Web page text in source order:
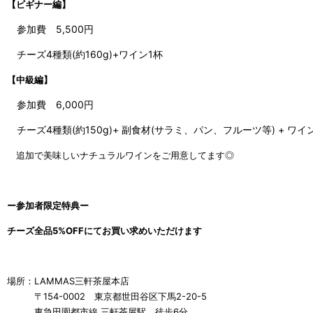
【ビギナー編】
参加費 5,500円
チーズ4種類(約160g)+ワイン1杯
【中級編】
参加費 6,000円
チーズ4種類(約150g)+ 副食材(サラミ、パン、フルーツ等) + ワイ
追加で美味しいナチュラルワインをご用意してます◎
ー参加者限定特典ー
チーズ全品5%OFFにてお買い求めいただけます
場所：LAMMAS三軒茶屋本店
〒154-0002 東京都世田谷区下馬2-20-5